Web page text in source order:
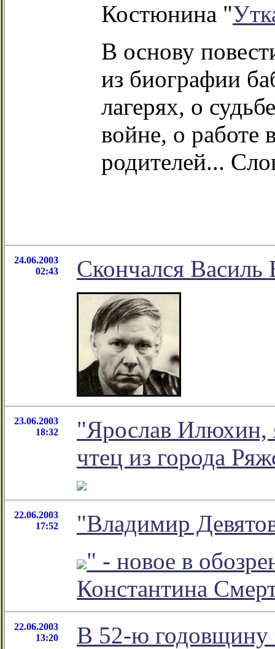
Костюнина "
В основу
из биографии
лагерях, о
войне, о работе
родителей...
24.06.2003
02:43
Скончался Василь
23.06.2003
18:32
"Ярослав
чтец из города
22.06.2003
17:52
"Владимир
" - новое в
Константина
22.06.2003
13:20
В 52-ю годовщину